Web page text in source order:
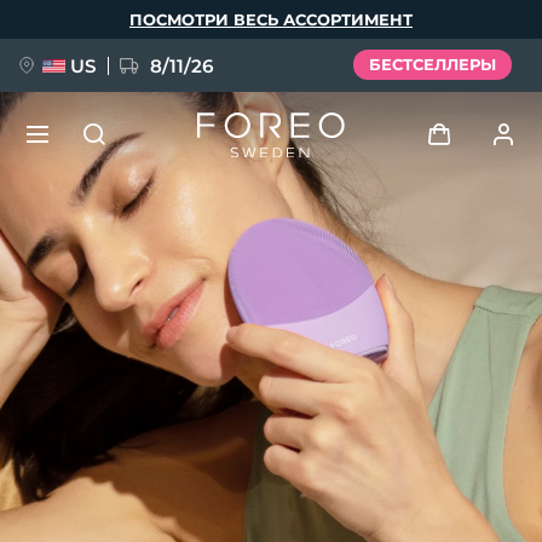
ПОСМОТРИ ВЕСЬ АССОРТИМЕНТ
US 8/11/26 БЕСТСЕЛЛЕРЫ
Профиль пользователя
Мои приборы
Мои заказы
Мои адреса
Мои подписки
НОВИНКА
FAQ™ Pure Beauty-Tech Elixir
BREAKING NEWS
issa™ Teeth Whitening Set
Язык
English Deutsch
Español
Français
Italiano
Português
Svenska
Русский
Türkçe
简体中文 繁體中文